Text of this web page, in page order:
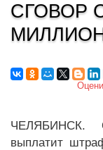
СГОВОР
ЧЕЛЯБИНСК.
выплатит